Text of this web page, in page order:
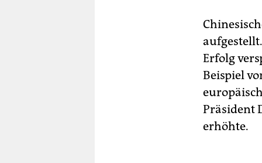
aufgestellt.
Erfolg
Beispiel
Präsident
erhöhte.